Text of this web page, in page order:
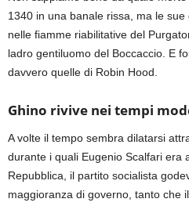
1340 in una banale rissa, ma le
nelle fiamme riabilitative del
ladro gentiluomo del Boccaccio. E
davvero quelle di Robin Hood.
Ghino rivive nei tempi
A volte il tempo sembra dilatarsi
durante i quali Eugenio Scalfari era
Repubblica, il partito socialista
maggioranza di governo, tanto che